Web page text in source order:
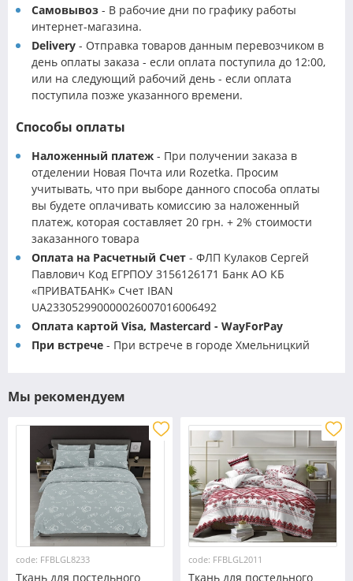
Самовывоз - В рабочие дни по графику работы
интернет-магазина.
Delivery - Отправка товаров данным перевозчиком в
день оплаты заказа - если оплата поступила до 12:00,
или на следующий рабочий день - если оплата
поступила позже указанного времени.
Способы оплаты
Наложенный платеж - При получении заказа в
отделении Новая Почта или Rozetka. Просим
учитывать, что при выборе данного способа оплаты
вы будете оплачивать комиссию за наложенный
платеж, которая составляет 20 грн. + 2% стоимости
заказанного товара
Оплата на Расчетный Счет - ФЛП Кулаков Сергей
Павлович Код ЕГРПОУ 3156126171 Банк АО КБ
«ПРИВАТБАНК» Счет IBAN
UA233052990000026007016006492
Оплата картой Visa, Mastercard - WayForPay
При встрече - При встрече в городе Хмельницкий
Мы рекомендуем
code: FFBLGL8233
Ткань для постельного
code: FFBLGL2011
Ткань для постельного